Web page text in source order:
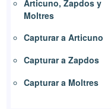
Articuno, Zapdos y
Moltres
Capturar a Articuno
Capturar a Zapdos
Capturar a Moltres